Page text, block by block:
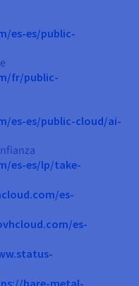
es-es/public-
fr/public-
es-es/public-cloud/ai-
es-es/lp/take-
es-
es-
bare-metal-